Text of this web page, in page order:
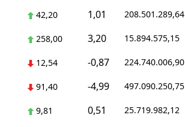
42,20 1,01 208.501.289,64
258,00 3,20 15.894.575,15
12,54 -0,87 224.740.006,90
91,40 -4,99 497.090.250,75
9,81 0,51 25.719.982,12